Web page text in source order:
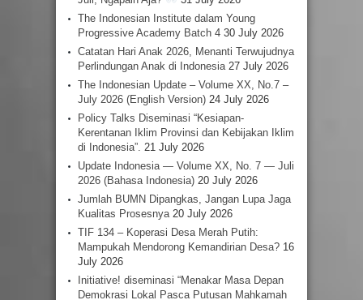
The Indonesian Institute dalam Young
Progressive Academy Batch 4 30 July 2026
Catatan Hari Anak 2026, Menanti Terwujudnya
Perlindungan Anak di Indonesia 27 July 2026
The Indonesian Update – Volume XX, No.7 –
July 2026 (English Version) 24 July 2026
Policy Talks Diseminasi “Kesiapan-
Kerentanan Iklim Provinsi dan Kebijakan Iklim
di Indonesia”. 21 July 2026
Update Indonesia — Volume XX, No. 7 — Juli
2026 (Bahasa Indonesia) 20 July 2026
Jumlah BUMN Dipangkas, Jangan Lupa Jaga
Kualitas Prosesnya 20 July 2026
TIF 134 – Koperasi Desa Merah Putih:
Mampukah Mendorong Kemandirian Desa? 16
July 2026
Initiative! diseminasi “Menakar Masa Depan
Demokrasi Lokal Pasca Putusan Mahkamah